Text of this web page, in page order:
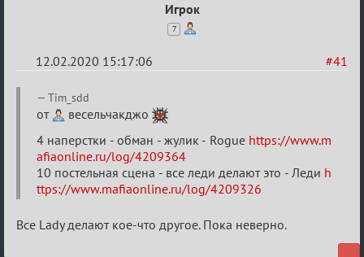
Игрок
7
#41
12.02.2020 15:17:06
Re:
Найди
меня!
Tim_sdd
от
весельчакджо
4 наперстки - обман - жулик - Rogue https://www.m
afiaonline.ru/log/4209364
10 постельная сцена - все леди делают это - Леди h
ttps://www.mafiaonline.ru/log/4209326
Все Lady делают кое-что другое. Пока неверно.